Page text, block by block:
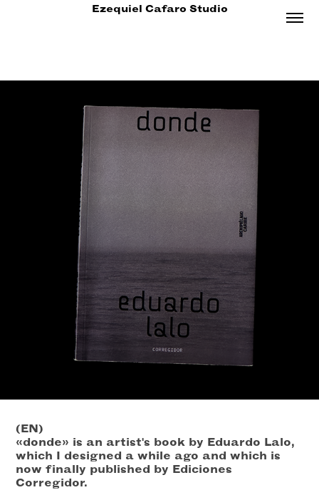
Ezequiel Cafaro Studio
(EN)
«donde» is an artist's book by Eduardo Lalo,
which I designed a while ago and which is
now finally published by Ediciones
Corregidor.